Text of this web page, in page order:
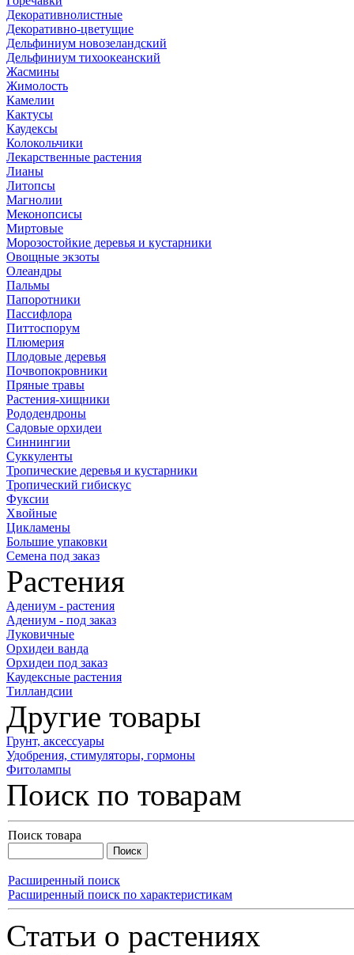
Декоративнолистные
Декоративно-цветущие
Дельфиниум новозеландский
Дельфиниум тихоокеанский
Жасмины
Жимолость
Камелии
Кактусы
Каудексы
Колокольчики
Лекарственные растения
Лианы
Литопсы
Магнолии
Меконопсисы
Миртовые
Морозостойкие деревья и кустарники
Овощные экзоты
Олеандры
Пальмы
Папоротники
Пассифлора
Питтоспорум
Плюмерия
Плодовые деревья
Почвопокровники
Пряные травы
Растения-хищники
Рододендроны
Садовые орхидеи
Синнингии
Суккуленты
Тропические деревья и кустарники
Тропический гибискус
Фуксии
Хвойные
Цикламены
Большие упаковки
Семена под заказ
Растения
Адениум - растения
Адениум - под заказ
Луковичные
Орхидеи ванда
Орхидеи под заказ
Каудексные растения
Тилландсии
Другие товары
Грунт, аксессуары
Удобрения, стимуляторы, гормоны
Фитолампы
Поиск по товарам
Поиск товара
Расширенный поиск
Расширенный поиск по характеристикам
Статьи о растениях